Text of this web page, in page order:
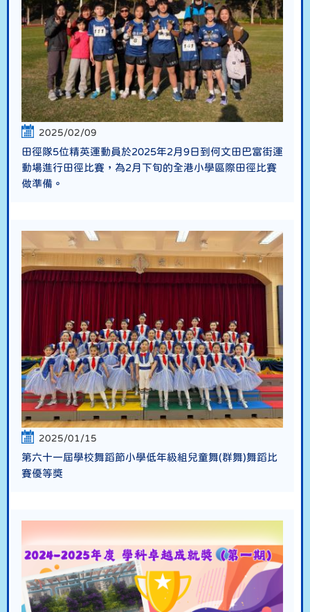
2025/02/09
田徑隊5位精英運動員於2025年2月9日到何文田巴富街運
動場進行田徑比賽，為2月下旬的全港小學區際田徑比賽
做準備。
2025/01/15
第六十一屆學校舞蹈節小學低年級組兒童舞(群舞)舞蹈比
賽優等獎